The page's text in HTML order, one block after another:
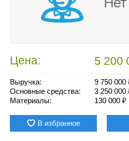
Цена: 5 200
Выручка: 9 750 000
Основные средства: 3 250 000
Материалы: 130 000₽
В избранное